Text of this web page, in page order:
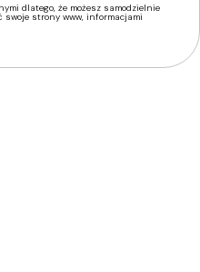
dlatego, że możesz samodzielnie
swoje strony www, informacjami